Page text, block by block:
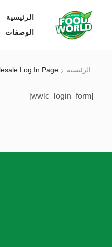
الرئيسية
الوصفات
الرئيسية Log In Page
[wwlc_login_form]